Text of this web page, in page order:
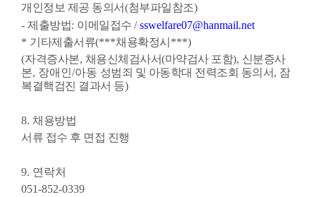
개인정보 제공 동의서(첨부파일참조)
- 제출방법: 이메일접수 /sswelfare07@hanmail.net
* 기타제출서류(***채용확정시 ***)
(자격증사본, 채용신체검사서(마약검사 포함), 신분증사
본, 장애인/아동 성범죄 및 아동학대 전력조회 동의서, 잠
복결핵검진 결과서 등)
8. 채용방법
서류 접수 후 면접 진행
9. 연락처
051-852-0339